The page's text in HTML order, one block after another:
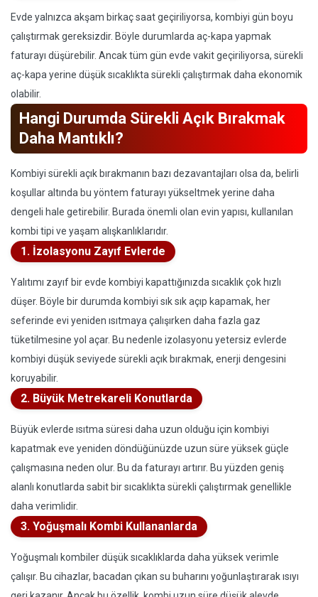
Evde yalnızca akşam birkaç saat geçiriliyorsa, kombiyi gün boyu
çalıştırmak gereksizdir. Böyle durumlarda aç-kapa yapmak
faturayı düşürebilir. Ancak tüm gün evde vakit geçiriliyorsa, sürekli
aç-kapa yerine düşük sıcaklıkta sürekli çalıştırmak daha ekonomik
olabilir.
Hangi Durumda Sürekli Açık Bırakmak
Daha Mantıklı?
Kombiyi sürekli açık bırakmanın bazı dezavantajları olsa da, belirli
koşullar altında bu yöntem faturayı yükseltmek yerine daha
dengeli hale getirebilir. Burada önemli olan evin yapısı, kullanılan
kombi tipi ve yaşam alışkanlıklarıdır.
1. İzolasyonu Zayıf Evlerde
Yalıtımı zayıf bir evde kombiyi kapattığınızda sıcaklık çok hızlı
düşer. Böyle bir durumda kombiyi sık sık açıp kapamak, her
seferinde evi yeniden ısıtmaya çalışırken daha fazla gaz
tüketilmesine yol açar. Bu nedenle izolasyonu yetersiz evlerde
kombiyi düşük seviyede sürekli açık bırakmak, enerji dengesini
koruyabilir.
2. Büyük Metrekareli Konutlarda
Büyük evlerde ısıtma süresi daha uzun olduğu için kombiyi
kapatmak eve yeniden döndüğünüzde uzun süre yüksek güçle
çalışmasına neden olur. Bu da faturayı artırır. Bu yüzden geniş
alanlı konutlarda sabit bir sıcaklıkta sürekli çalıştırmak genellikle
daha verimlidir.
3. Yoğuşmalı Kombi Kullananlarda
Yoğuşmalı kombiler düşük sıcaklıklarda daha yüksek verimle
çalışır. Bu cihazlar, bacadan çıkan su buharını yoğunlaştırarak ısıyı